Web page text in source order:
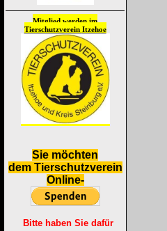
Mitglied werden im
Tierschutzverein Itzehoe
Sie möchten
dem Tierschutzverein
Online-
Bitte haben Sie dafür